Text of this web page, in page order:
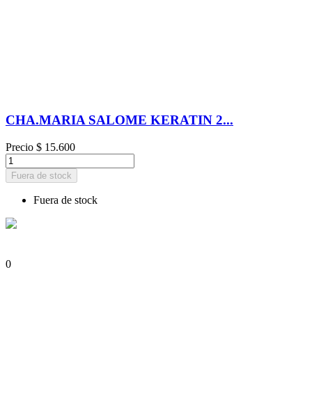
CHA.MARIA SALOME KERATIN 2...
Precio $ 15.600
Fuera de stock
Fuera de stock
0